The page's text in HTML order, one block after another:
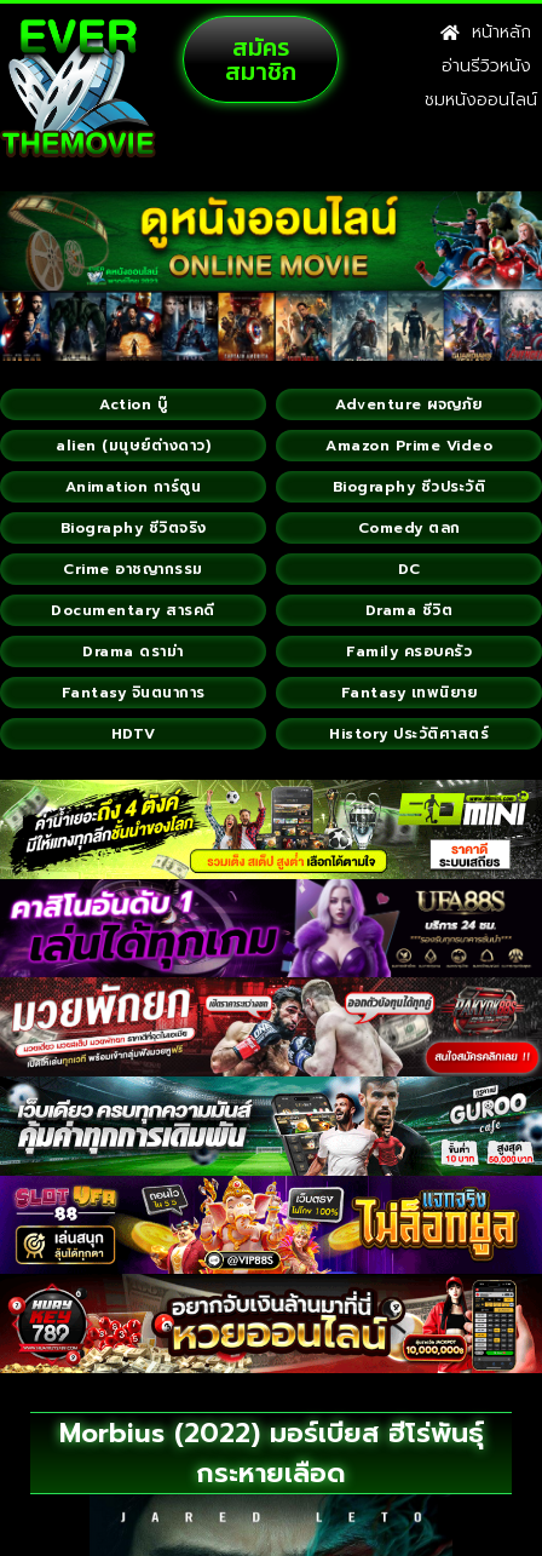
สมัคร
สมาชิก
หน้าหลัก
อ่านรีวิวหนัง
ชมหนังออนไลน์
Action บู๊
Adventure ผจญภัย
alien (มนุษย์ต่างดาว)
Amazon Prime Video
Animation การ์ตูน
Biography ชีวประวัติ
Biography ชีวิตจริง
Comedy ตลก
Crime อาชญากรรม
DC
Documentary สารคดี
Drama ชีวิต
Drama ดราม่า
Family ครอบครัว
Fantasy จินตนาการ
Fantasy เทพนิยาย
HDTV
History ประวัติศาสตร์
Morbius (2022) มอร์เบียส ฮีโร่พันธุ์
กระหายเลือด